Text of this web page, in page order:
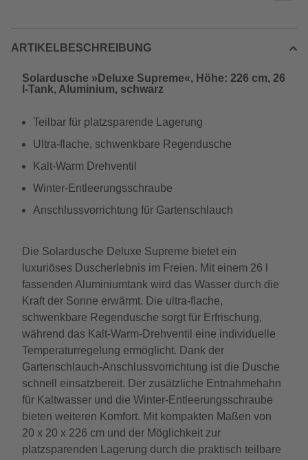
ARTIKELBESCHREIBUNG
Solardusche »Deluxe Supreme«, Höhe: 226 cm, 26
l-Tank, Aluminium, schwarz
Teilbar für platzsparende Lagerung
Ultra-flache, schwenkbare Regendusche
Kalt-Warm Drehventil
Winter-Entleerungsschraube
Anschlussvorrichtung für Gartenschlauch
Die Solardusche Deluxe Supreme bietet ein
luxuriöses Duscherlebnis im Freien. Mit einem 26 l
fassenden Aluminiumtank wird das Wasser durch die
Kraft der Sonne erwärmt. Die ultra-flache,
schwenkbare Regendusche sorgt für Erfrischung,
während das Kalt-Warm-Drehventil eine individuelle
Temperaturregelung ermöglicht. Dank der
Gartenschlauch-Anschlussvorrichtung ist die Dusche
schnell einsatzbereit. Der zusätzliche Entnahmehahn
für Kaltwasser und die Winter-Entleerungsschraube
bieten weiteren Komfort. Mit kompakten Maßen von
20 x 20 x 226 cm und der Möglichkeit zur
platzsparenden Lagerung durch die praktisch teilbare